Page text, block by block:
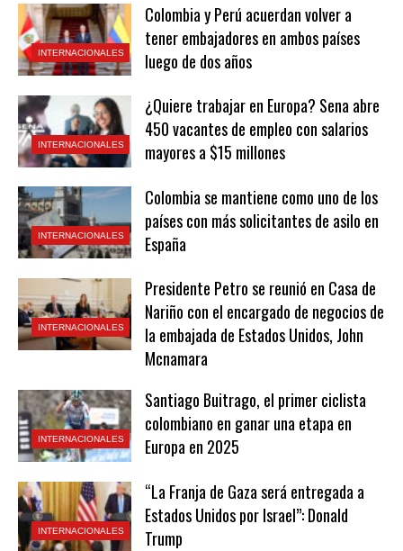
INTERNACIONALES
Colombia y Perú acuerdan volver a
tener embajadores en ambos países
luego de dos años
INTERNACIONALES
¿Quiere trabajar en Europa? Sena abre
450 vacantes de empleo con salarios
mayores a $15 millones
INTERNACIONALES
Colombia se mantiene como uno de los
países con más solicitantes de asilo en
España
INTERNACIONALES
Presidente Petro se reunió en Casa de
Nariño con el encargado de negocios de
la embajada de Estados Unidos, John
Mcnamara
INTERNACIONALES
Santiago Buitrago, el primer ciclista
colombiano en ganar una etapa en
Europa en 2025
INTERNACIONALES
“La Franja de Gaza será entregada a
Estados Unidos por Israel”: Donald
Trump